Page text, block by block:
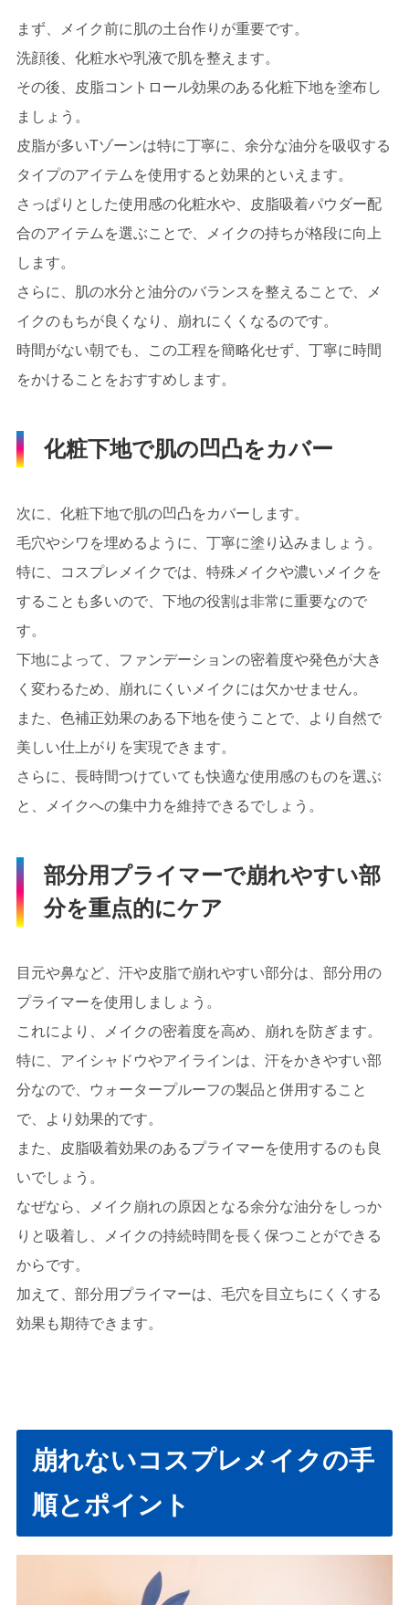
まず、メイク前に肌の土台作りが重要です。
洗顔後、化粧水や乳液で肌を整えます。
その後、皮脂コントロール効果のある化粧下地を塗布し
ましょう。
皮脂が多いTゾーンは特に丁寧に、余分な油分を吸収する
タイプのアイテムを使用すると効果的といえます。
さっぱりとした使用感の化粧水や、皮脂吸着パウダー配
合のアイテムを選ぶことで、メイクの持ちが格段に向上
します。
さらに、肌の水分と油分のバランスを整えることで、メ
イクのもちが良くなり、崩れにくくなるのです。
時間がない朝でも、この工程を簡略化せず、丁寧に時間
をかけることをおすすめします。
化粧下地で肌の凹凸をカバー
次に、化粧下地で肌の凹凸をカバーします。
毛穴やシワを埋めるように、丁寧に塗り込みましょう。
特に、コスプレメイクでは、特殊メイクや濃いメイクを
することも多いので、下地の役割は非常に重要なので
す。
下地によって、ファンデーションの密着度や発色が大き
く変わるため、崩れにくいメイクには欠かせません。
また、色補正効果のある下地を使うことで、より自然で
美しい仕上がりを実現できます。
さらに、長時間つけていても快適な使用感のものを選ぶ
と、メイクへの集中力を維持できるでしょう。
部分用プライマーで崩れやすい部
分を重点的にケア
目元や鼻など、汗や皮脂で崩れやすい部分は、部分用の
プライマーを使用しましょう。
これにより、メイクの密着度を高め、崩れを防ぎます。
特に、アイシャドウやアイラインは、汗をかきやすい部
分なので、ウォータープルーフの製品と併用すること
で、より効果的です。
また、皮脂吸着効果のあるプライマーを使用するのも良
いでしょう。
なぜなら、メイク崩れの原因となる余分な油分をしっか
りと吸着し、メイクの持続時間を長く保つことができる
からです。
加えて、部分用プライマーは、毛穴を目立ちにくくする
効果も期待できます。
崩れないコスプレメイクの手
順とポイント